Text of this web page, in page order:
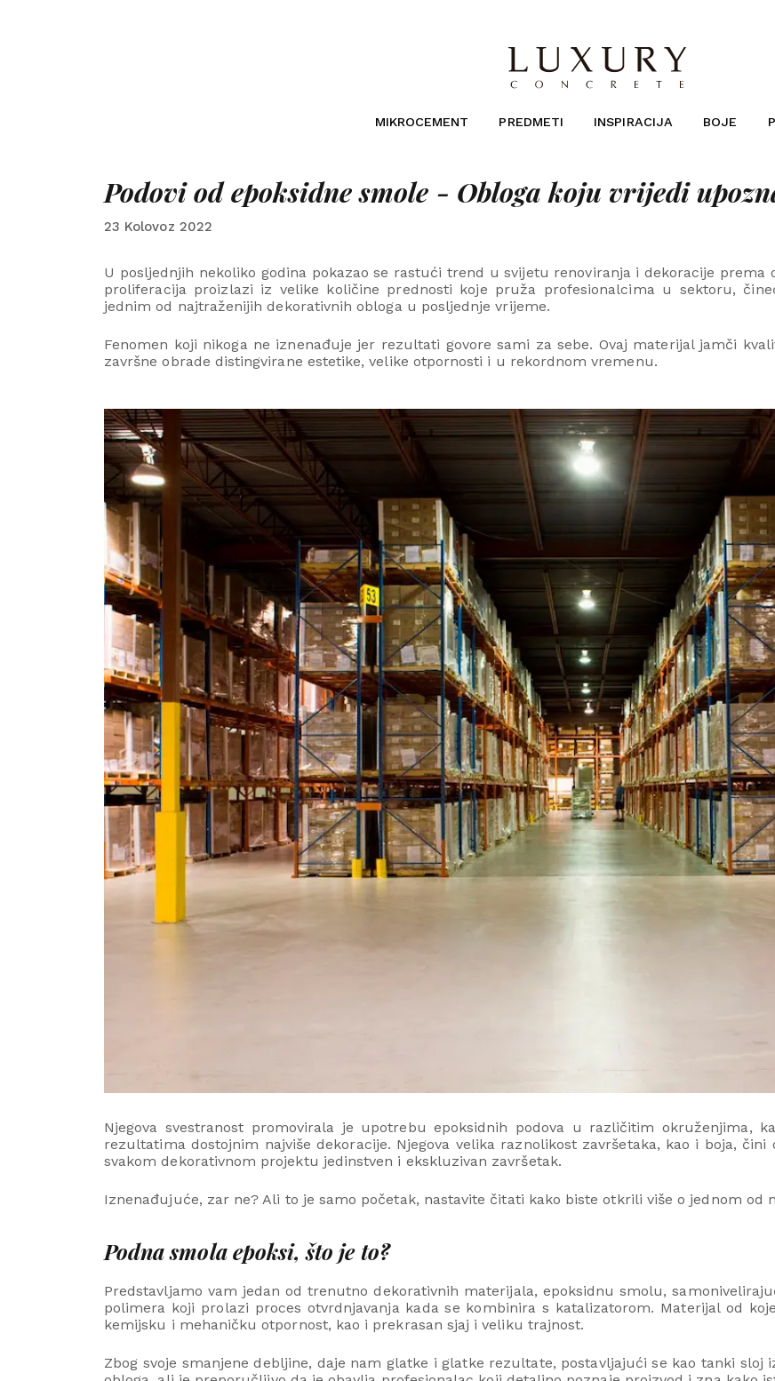
MIKROCEMENT PREDMETI INSPIRACIJA BOJE
Podovi od epoksidne smole - Obloga koju vrijedi
23 Kolovoz 2022
U posljednjih nekoliko godina pokazao se rastući trend u svijetu renoviranja i dekoracije prema
proliferacija proizlazi iz velike količine prednosti koje pruža profesionalcima u sektoru,
jednim od najtraženijih dekorativnih obloga u posljednje vrijeme.
Fenomen koji nikoga ne iznenađuje jer rezultati govore sami za sebe. Ovaj materijal jamči
završne obrade distingvirane estetike, velike otpornosti i u rekordnom vremenu.
Njegova svestranost promovirala je upotrebu epoksidnih podova u različitim okruženjima,
rezultatima dostojnim najviše dekoracije. Njegova velika raznolikost završetaka, kao i boja,
svakom dekorativnom projektu jedinstven i ekskluzivan završetak.
Iznenađujuće, zar ne? Ali to je samo početak, nastavite čitati kako biste otkrili više o jednom
Podna smola epoksi, što je to?
Predstavljamo vam jedan od trenutno dekorativnih materijala, epoksidnu smolu,
polimera koji prolazi proces otvrdnjavanja kada se kombinira s katalizatorom. Materijal od
kemijsku i mehaničku otpornost, kao i prekrasan sjaj i veliku trajnost.
Zbog svoje smanjene debljine, daje nam glatke i glatke rezultate, postavljajući se kao tanki sloj